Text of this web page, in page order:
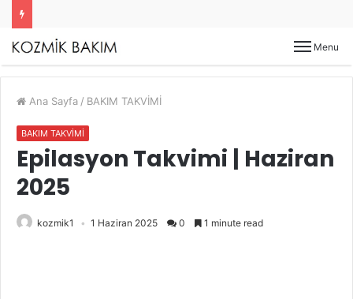
Menu
Ana Sayfa / BAKIM TAKVİMİ
BAKIM TAKVİMİ
Epilasyon Takvimi | Haziran
2025
kozmik1 1 Haziran 2025 0 1 minute read